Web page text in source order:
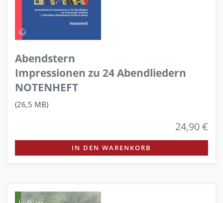
Abendstern
Impressionen zu 24 Abendliedern
NOTENHEFT
(26,5 MB)
24,90 €
IN DEN WARENKORB